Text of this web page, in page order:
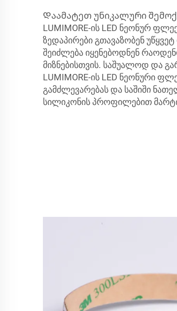
Დაამატეთ უნიკალური
LUMIMORE-ის LED ნეონურ
ზედაპირები გთავაზობენ
შეიძლება იყენებოდნენ
მიზნებისთვის. საშუალოდ და
LUMIMORE-ის LED ნეონური
გამძლევარებას და საშიში
სილიკონის პროფილებით